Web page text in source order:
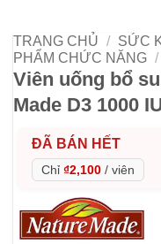
TRANG CHỦ / SỨC
PHẨM CHỨC NĂNG /
Viên uống bổ
Made D3 1000
ĐÃ BÁN HẾT
Chỉ ₫2,100 / viên